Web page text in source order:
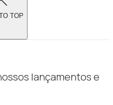
TOP
lançamentos e